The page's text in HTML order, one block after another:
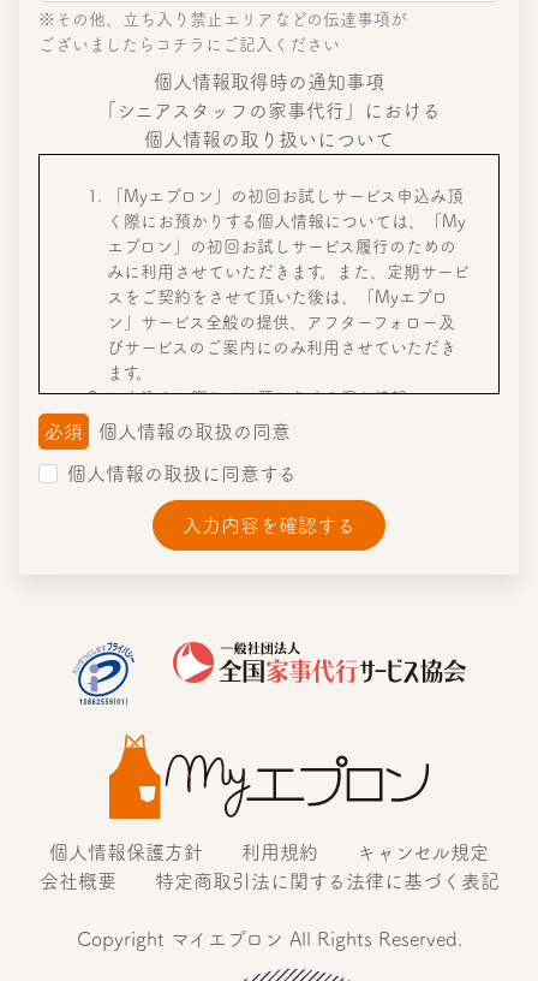
※その他、立ち入り禁止エリアなどの伝達事項が
ございましたらコチラにご記入ください
個人情報取得時の通知事項
「シニアスタッフの家事代行」における
個人情報の取り扱いについて
「Myエプロン」の初回お試しサービス申込み頂
く際にお預かりする個人情報については、「My
エプロン」の初回お試しサービス履行のための
みに利用させていただきます。また、定期サービ
スをご契約をさせて頂いた後は、「Myエプロ
ン」サービス全般の提供、アフターフォロー及
びサービスのご案内にのみ利用させていただき
ます。
お申込みに際してお預かりする個人情報につい
ては、法令に基づく場合や人の生命、身体又は
事前の同意なく第三者提供はいたしません。但
し、決済方法を銀行振替とした場合、口座振替
のために、氏名、振替銀行口座情報（銀行名、
支店名、口座名義、口座番号）及び振込み金額
す。その場合はお預かりした個人情報を安全に
保護できるよう委託先を監督致します。
お申込みに際してお預かりしたご自身の個人情
用停止等に関するお問い合わせにつきまして
は、下記ご相談窓口までご連絡ください。合理
的な範囲で速やかに対応させていただきます。
くか否かはご自身の判断によりますが、必要な
情報をご提供いただけない場合は、サービスを
さいますようお願い致します。
【個人情報の取得事業者名称および当社の個人情報
必須 個人情報の取扱の同意
個人情報の取扱に同意する
入力内容を確認する
個人情報保護方針 利用規約
キャンセル規定
会社概要
特定商取引法に関する法律に基づく表記
Copyright マイエプロン All Rights Reserved.